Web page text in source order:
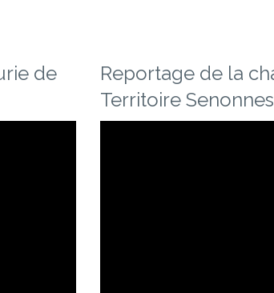
de
Reportage de la
Territoire